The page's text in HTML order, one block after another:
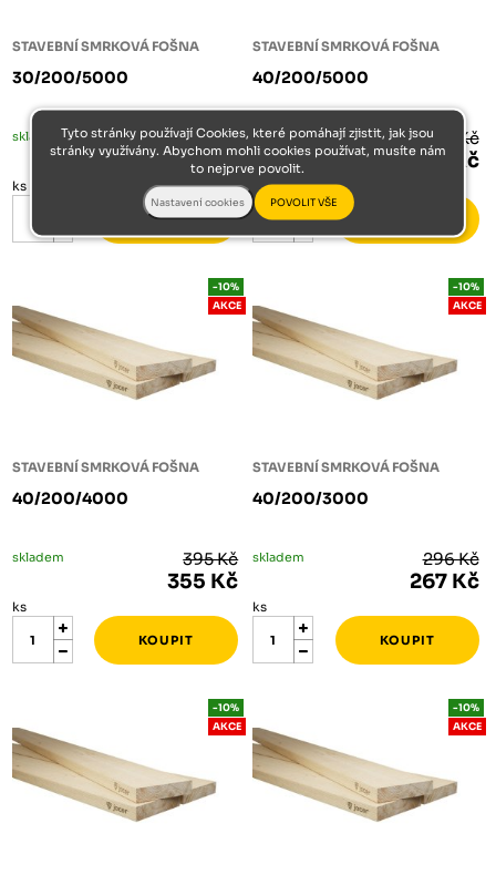
STAVEBNÍ SMRKOVÁ FOŠNA
30/200/5000
skladem 370 Kč
333 Kč
ks
STAVEBNÍ SMRKOVÁ FOŠNA
40/200/5000
skladem 494 Kč
444 Kč
ks
STAVEBNÍ SMRKOVÁ FOŠNA
40/200/4000
-10%
AKCE
skladem 395 Kč
355 Kč
ks
STAVEBNÍ SMRKOVÁ FOŠNA
40/200/3000
-10%
AKCE
skladem 296 Kč
267 Kč
ks
-10%
AKCE
-10%
AKCE
Tyto stránky používají Cookies, které pomáhají zjistit, jak jsou
stránky využívány. Abychom mohli cookies používat, musíte nám
to nejprve povolit.